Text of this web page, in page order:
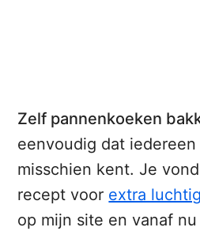
Zelf pannenkoeken
eenvoudig dat
misschien kent. Je
recept voor extra
op mijn site en vanaf